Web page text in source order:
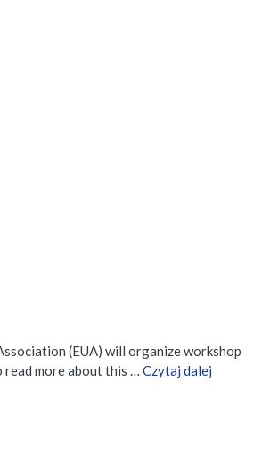
(EUA) will organize workshop
read more about this … Czytaj dalej